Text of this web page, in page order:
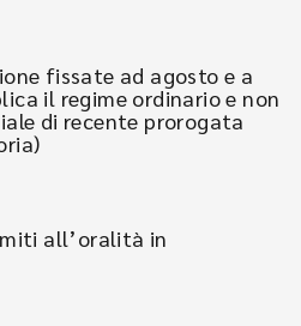
fissate ad agosto e a
il regime ordinario e non
di recente prorogata
all’oralità in